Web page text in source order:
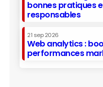
bonnes pratiques
responsables
21 sep 2026
Web analytics :
performances